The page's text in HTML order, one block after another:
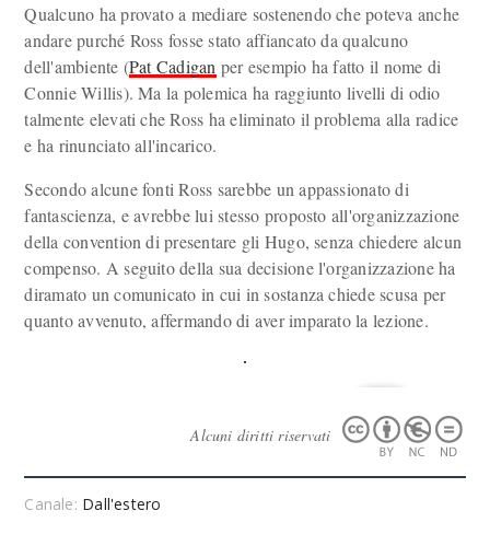
Qualcuno ha provato a mediare sostenendo che poteva anche
andare purché Ross fosse stato affiancato da qualcuno
dell'ambiente (Pat Cadigan per esempio ha fatto il nome di
Connie Willis). Ma la polemica ha raggiunto livelli di odio
talmente elevati che Ross ha eliminato il problema alla radice
e ha rinunciato all'incarico.
Secondo alcune fonti Ross sarebbe un appassionato di
fantascienza, e avrebbe lui stesso proposto all'organizzazione
della convention di presentare gli Hugo, senza chiedere alcun
compenso. A seguito della sua decisione l'organizzazione ha
diramato un comunicato in cui in sostanza chiede scusa per
quanto avvenuto, affermando di aver imparato la lezione.
Alcuni diritti riservati
Canale: Dall'estero